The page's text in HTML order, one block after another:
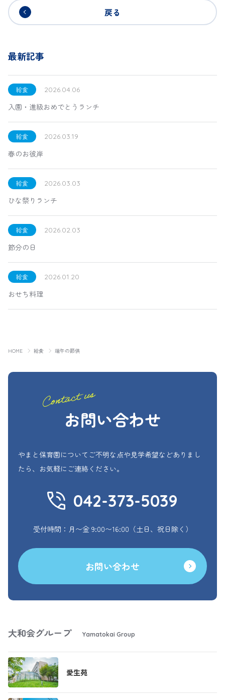
戻る
最新記事
給食 2026.04.06
入園・進級おめでとうランチ
給食 2026.03.19
春のお彼岸
給食 2026.03.03
ひな祭りランチ
給食 2026.02.03
節分の日
給食 2026.01.20
おせち料理
HOME 給食 端午の節供
お問い合わせ
やまと保育園についてご不明な点や見学希望などありまし
たら、お気軽にご連絡ください。
042-373-5039
受付時間：月〜金 9:00〜16:00（土日、祝日除く）
お問い合わせ
大和会グループ Yamatokai Group
愛生苑